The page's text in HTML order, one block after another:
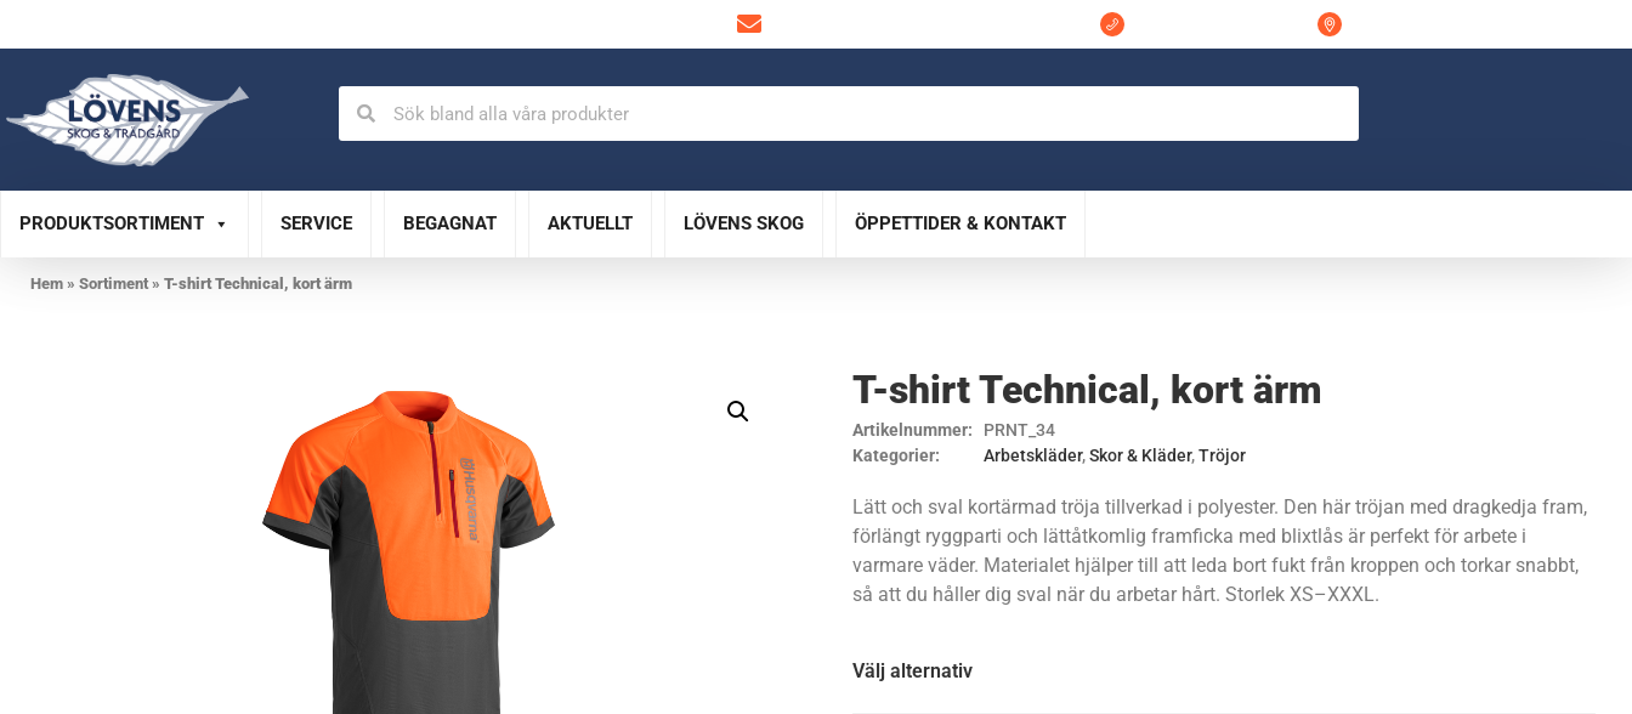
PRODUKTSORTIMENT SERVICE BEGAGNAT AKTUELLT LÖVENS SKOG ÖPPETTIDER & KONTAKT
Hem » Sortiment» T-shirt Technical, kort ärm
T-shirt Technical, kort ärm
Artikelnummer:
PRNT_34
Kategorier:
Arbetskläder,Skor & Kläder,Tröjor
Lätt och sval kortärmad tröja tillverkad i polyester. Den här tröjan med dragkedja fram,
förlängt ryggparti och lättåtkomlig framficka med blixtlås är perfekt för arbete i
varmare väder. Materialet hjälper till att leda bort fukt från kroppen och torkar snabbt,
så att du håller dig sval när du arbetar hårt. Storlek XS–XXXL.
Välj alternativ